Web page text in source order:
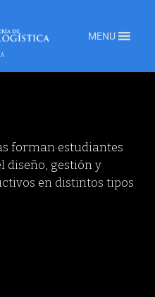
MENU
forman estudiantes
diseño, gestión y
en distintos tipos